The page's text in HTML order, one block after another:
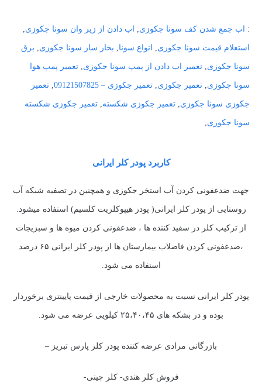
: اب جمع شدن کف سونا جکوزی اب دادن از زیر وان سونا جکوزی
استعلام قیمت سونا جکوزی انواع سونا بخار ساز سونا جکوزی برق
سونا جکوزی تعمیر اب دادن از پمپ سونا جکوزی تعمیر پمپ هوا
سونا جکوزی تعمیر جکوزی تعمیر جکوزی – 09121507825 تعمیر
جکوزی سونا جکوزی تعمیر جکوزی شکسته تعمیر جکوزی شکسته
سونا جکوزی
کاربرد پودر کلر ایرانی
جهت ضدعفونی کردن آب استخر جکوزی و همچنین در تصفیه شبکه آب
روستایی از پودر کلر ایرانی( پودر هیپوکلریت کلسیم) استفاده میشود.
از ترکیب کلر در سفید کننده ها ، ضدعفونی کردن میوه ها و سبزیجات
،ضدعفونی کردن فاضلاب بیمارستان ها از پودر کلر ایرانی ۶۵ درصد
استفاده می شود.
پودر کلر ایرانی نسبت به محصولات خارجی از قیمت پایینتری برخوردار
بوده و در بشکه های ۲۵،۴۰،۴۵ کیلویی عرضه می شود.
بازرگانی مرادی عرضه کننده پودر کلر پارس تبریز –
فروش کلر هندی- کلر چینی-